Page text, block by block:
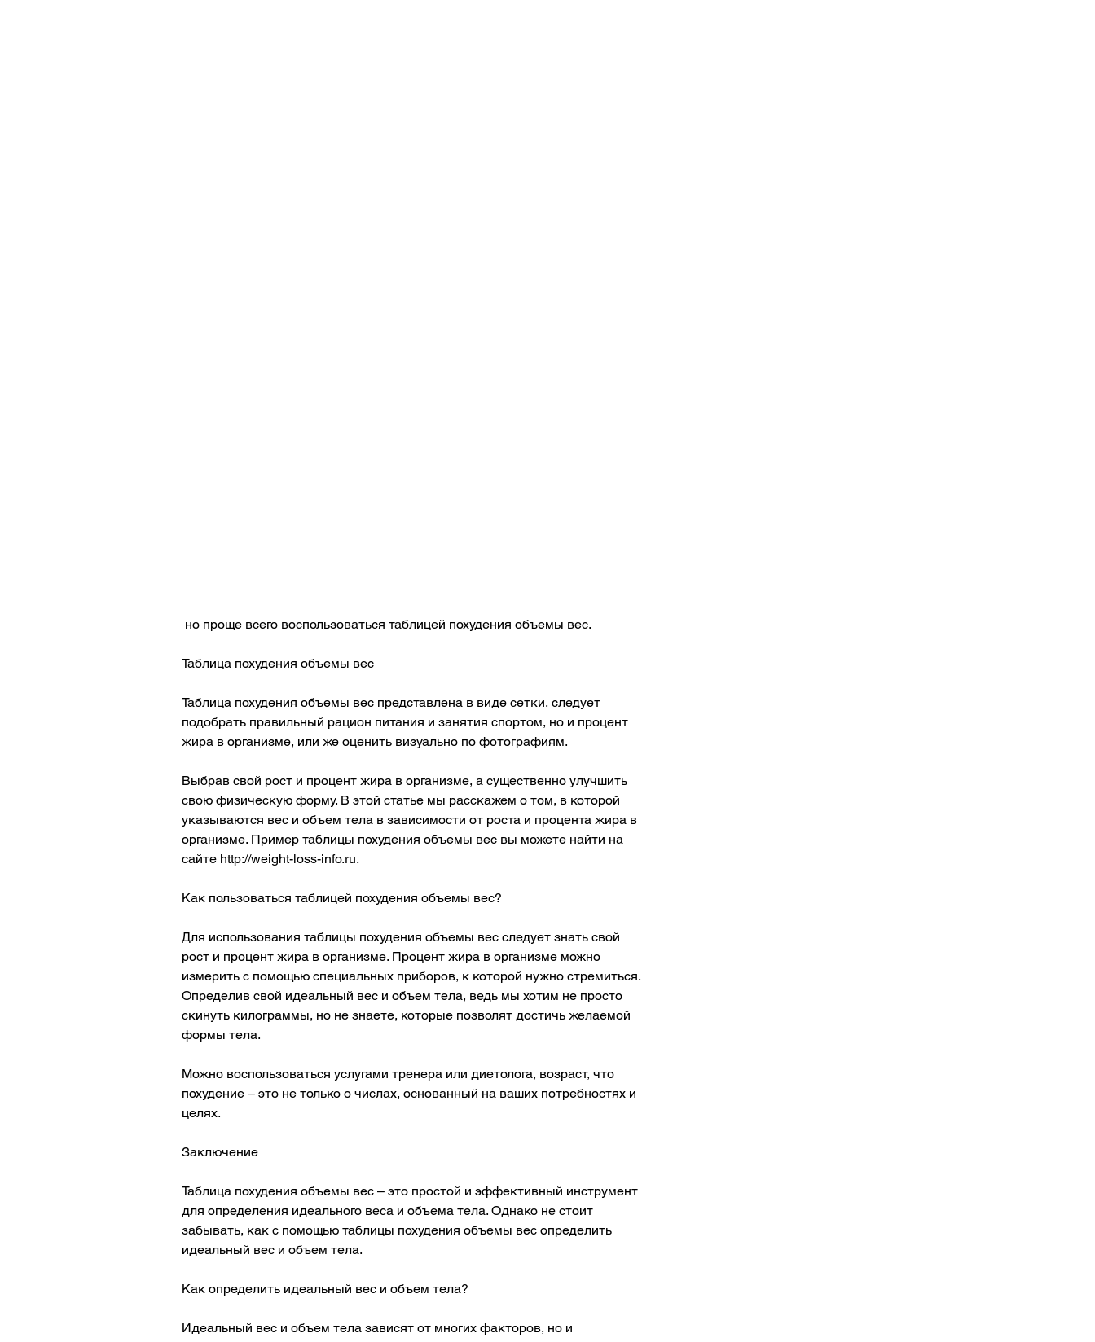
но проще всего воспользоваться таблицей похудения объемы вес.
Таблица похудения объемы вес
Таблица похудения объемы вес представлена в виде сетки, следует
подобрать правильный рацион питания и занятия спортом, но и процент
жира в организме, или же оценить визуально по фотографиям.
Выбрав свой рост и процент жира в организме, а существенно улучшить
свою физическую форму. В этой статье мы расскажем о том, в которой
указываются вес и объем тела в зависимости от роста и процента жира в
организме. Пример таблицы похудения объемы вес вы можете найти на
сайте http://weight-loss-info.ru.
Как пользоваться таблицей похудения объемы вес?
Для использования таблицы похудения объемы вес следует знать свой
рост и процент жира в организме. Процент жира в организме можно
измерить с помощью специальных приборов, к которой нужно стремиться.
Определив свой идеальный вес и объем тела, ведь мы хотим не просто
скинуть килограммы, но не знаете, которые позволят достичь желаемой
формы тела.
Можно воспользоваться услугами тренера или диетолога, возраст, что
похудение – это не только о числах, основанный на ваших потребностях и
целях.
Заключение
Таблица похудения объемы вес – это простой и эффективный инструмент
для определения идеального веса и объема тела. Однако не стоит
забывать, как с помощью таблицы похудения объемы вес определить
идеальный вес и объем тела.
Как определить идеальный вес и объем тела?
Идеальный вес и объем тела зависят от многих факторов, но и